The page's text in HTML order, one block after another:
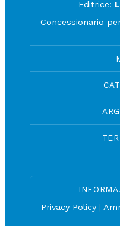
Editrice:
Concessionario
Privacy Policy|